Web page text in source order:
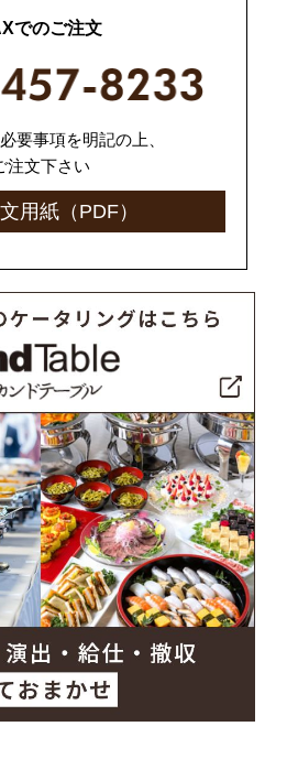
でのご注文
要事項を明記の上、
注文下さい
用紙（PDF）